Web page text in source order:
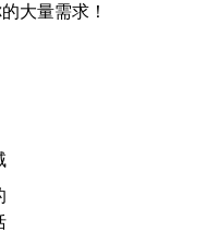
大量需求！